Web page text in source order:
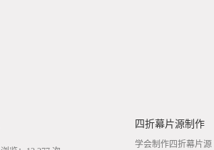
四折幕片源制作
学会制作四折幕片源